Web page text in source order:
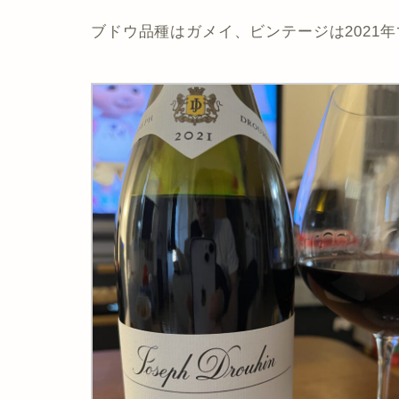
ブドウ品種はガメイ、ビンテージは2021